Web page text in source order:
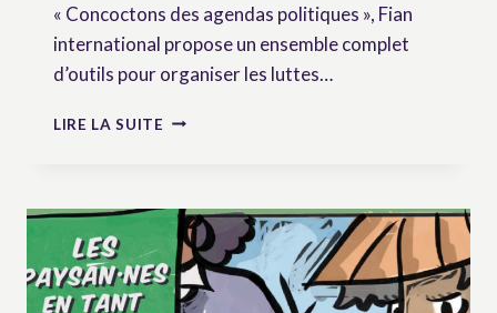
« Concoctons des agendas politiques », Fian
international propose un ensemble complet
d’outils pour organiser les luttes…
LIRE LA SUITE CONCOCTONS